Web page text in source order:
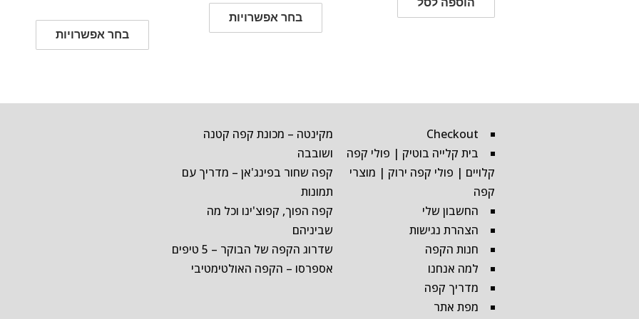
הוספה לסל
עד
בחר אפשרויות
את
בעמוד
עד
בחר אפשרויות
Checkout
בית קלייה בוטיק | פולי קפה
קלויים | פולי קפה ירוק | מוצרי
קפה
החשבון שלי
הצהרת נגישות
חנות הקפה
למה אנחנו
מדריך קפה
מפת אתר
מקינטה – מכונת קפה קטנה
ושובבה
קפה שחור בפינג'אן – מדריך עם
תמונות
קפה הפוך, קפוצ'ינו וכל מה
שביניהם
שדרוג הקפה של הבוקר – 5 טיפים
אספרסו – הקפה האולטימטיבי